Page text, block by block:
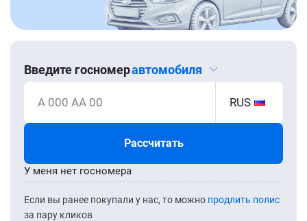
Введите госномеравтомобиля
А 000 АА 00 RUS
Рассчитать
Если вы ранее покупали у нас, то можно продлить полис
за пару кликов
У меня нет госномера